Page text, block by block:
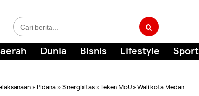
Dunia Bisnis Lifestyle Sport
» Pidana »Sinergisitas »Teken MoU »Wali kota Medan